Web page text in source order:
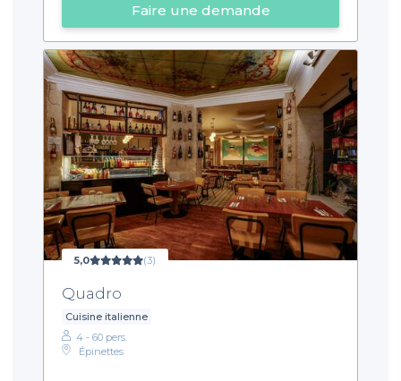
Faire une demande
5,0 (3)
Quadro
Cuisine italienne
4 - 60 pers.
Épinettes